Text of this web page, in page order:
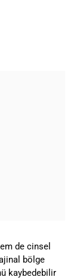
de cinsel
bölge
kaybedebilir